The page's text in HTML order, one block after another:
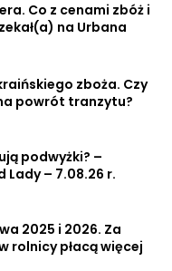
Co z cenami zbóż i
na Urbana
zboża. Czy
powrót tranzytu?
podwyżki? –
Lady – 7.08.26 r.
2025 i 2026. Za
rolnicy płacą więcej